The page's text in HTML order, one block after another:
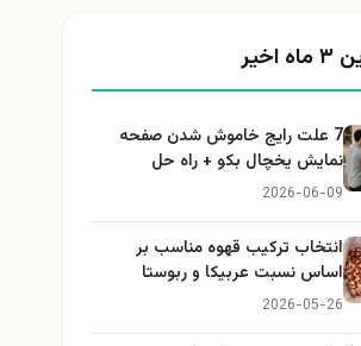
اخیر
7 علت رایج خاموش شدن صفحه
نمایش یخچال بکو + راه حل
2026-06-09
انتخاب ترکیب قهوه مناسب بر
اساس نسبت عربیکا و ربوستا
2026-05-26